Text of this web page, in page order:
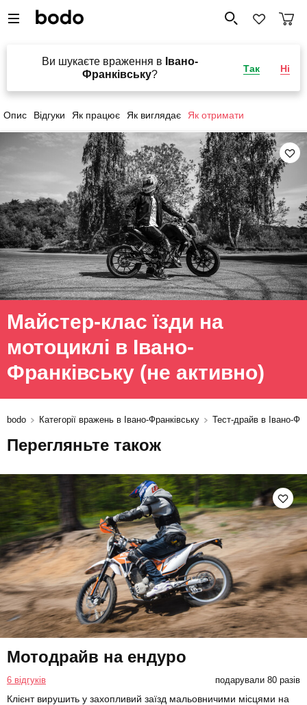
Ви шукаєте враження в Івано-
Франківську?
Так Ні
Опис Відгуки Як працює Як виглядає Як отримати
Майстер-клас їзди на
мотоциклі в Івано-
Франківську (не активно)
bodo Категорії вражень в Івано-Франківську Тест-драйв в Івано-
Перегляньте також
Мотодрайв на ендуро
6 відгуків подарували 80 разів
Клієнт вирушить у захопливий заїзд мальовничими місцями на